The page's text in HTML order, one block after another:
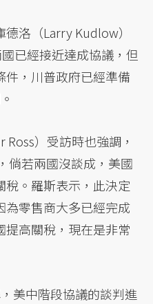
洛（Larry Kudlow）
已經接近達成協議，但
件，川普政府已經準備
）受訪時也強調，
倘若兩國沒談成，美國
稅。羅斯表示，此決定
為零售商大多已經完成
高關稅，現在是非常
美中階段協議的談判進